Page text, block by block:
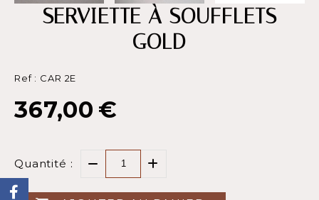
SERVIETTE À SOUFFLETS
GOLD
Ref : CAR 2E
367,00 €
Quantité :